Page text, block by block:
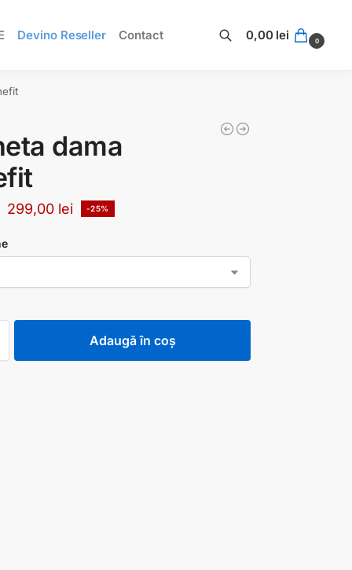
Devino Reseller Contact 0,00 lei 0
dama
299,00 lei -25%
Adaugă în coș